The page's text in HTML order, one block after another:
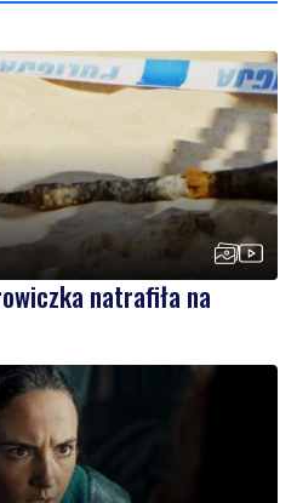
natrafiła na